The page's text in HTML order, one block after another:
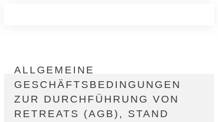
ALLGEMEINE
GESCHÄFTSBEDINGUNGEN
ZUR DURCHFÜHRUNG VON
RETREATS (AGB), STAND